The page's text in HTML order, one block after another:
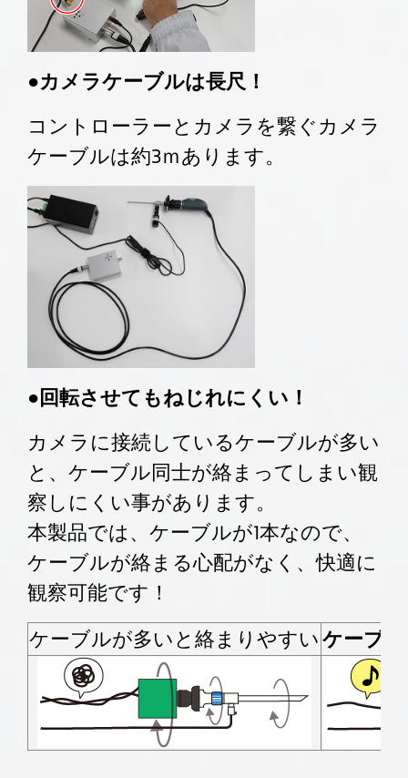
●カメラケーブルは長尺！
コントローラーとカメラを繋ぐカメラ
ケーブルは約3ｍあります。
●回転させてもねじれにくい！
カメラに接続しているケーブルが多い
と、ケーブル同士が絡まってしまい観
察しにくい事があります。
本製品では、ケーブルが1本なので、
ケーブルが絡まる心配がなく、快適に
観察可能です！
ケーブルが多いと絡まりやすいケーブ